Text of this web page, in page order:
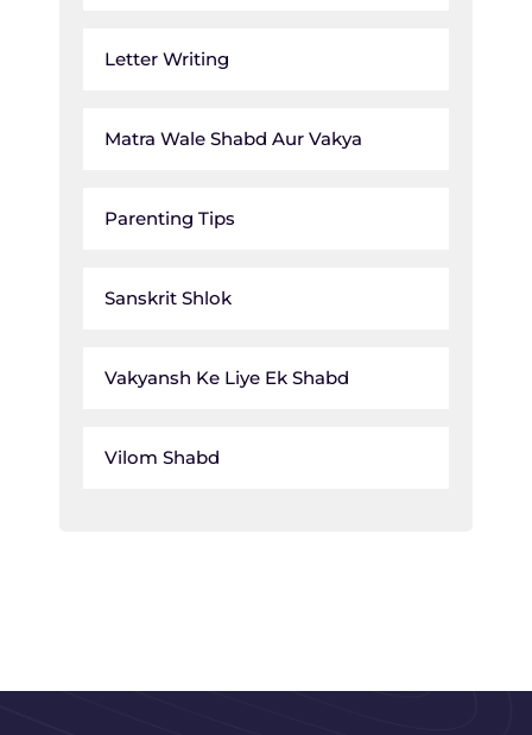
Letter Writing
Matra Wale Shabd Aur Vakya
Parenting Tips
Sanskrit Shlok
Vakyansh Ke Liye Ek Shabd
Vilom Shabd